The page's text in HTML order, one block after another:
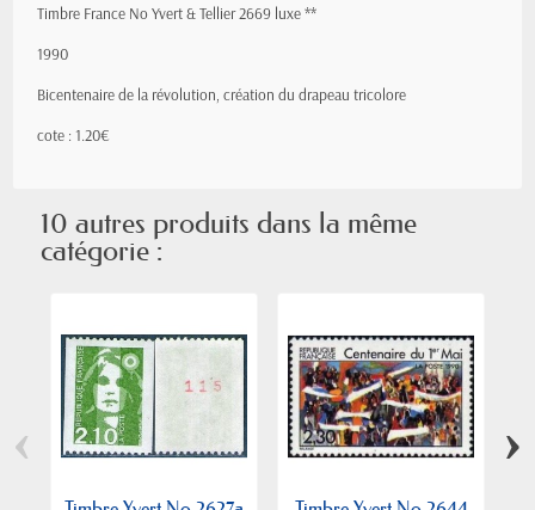
Timbre France No Yvert & Tellier 2669 luxe **
1990
Bicentenaire de la révolution, création du drapeau tricolore
cote : 1.20€
10 autres produits dans la même
catégorie :
‹ ›